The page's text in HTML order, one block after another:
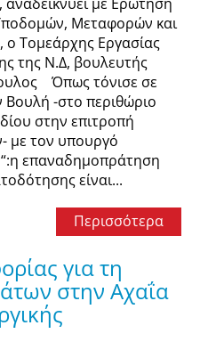
Μεταφορών και
Τομεάρχης Εργασίας
της Ν.Δ, βουλευτής
Όπως τόνισε σε
Βουλή -στο περιθώριο
στην επιτροπή
με τον υπουργό
επαναδημοπράτηση
είναι...
Περισσότερα
για τη
στην Αχαΐα